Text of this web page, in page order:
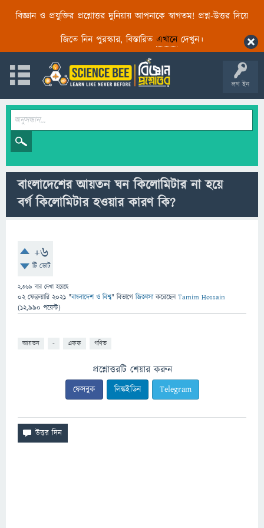
বিজ্ঞান ও প্রযুক্তির প্রশ্নোত্তর দুনিয়ায় আপনাকে স্বাগতম! প্রশ্ন-উত্তর দিয়ে
জিতে নিন পুরস্কার, বিস্তারিত এখানেদেখুন।
লগ ইন
বাংলাদেশের আয়তন ঘন কিলোমিটার না হয়ে
বর্গ কিলোমিটার হওয়ার কারণ কি?
+6
টি ভোট
2,369 বার দেখা হয়েছে
02 ফেব্রুয়ারি 2021 "বাংলাদেশ ও বিশ্ব" বিভাগে জিজ্ঞাসাকরেছেনTamim Hossain
(12,990 পয়েন্ট)
আয়তন - একক গণিত
প্রশ্নোত্তরটি শেয়ার করুন
ফেসবুক লিঙ্কইডিন Telegram